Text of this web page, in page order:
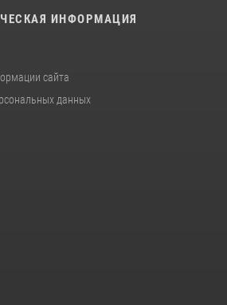
ИНФОРМАЦИЯ
сайта
данных